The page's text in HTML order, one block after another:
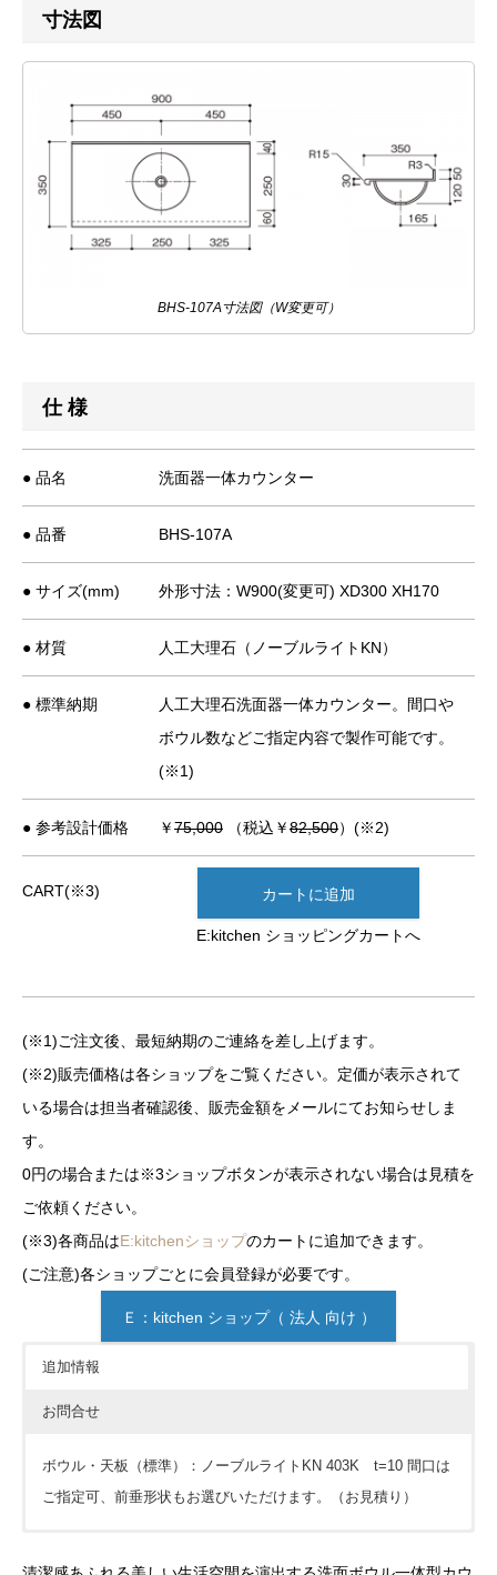
寸法図
BHS-107A寸法図（W変更可）
仕 様
● 品名 洗面器一体カウンター
● 品番 BHS-107A
● サイズ(mm) 外形寸法：W900(変更可) XD300 XH170
● 材質 人工大理石（ノーブルライトKN）
● 標準納期
人工大理石洗面器一体カウンター。間口や
ボウル数などご指定内容で製作可能です。
(※1)
● 参考設計価格 ￥75,000 （税込￥82,500）(※2)
CART(※3) カートに追加
E:kitchen ショッピングカートへ
(※1)ご注文後、最短納期のご連絡を差し上げます。
(※2)販売価格は各ショップをご覧ください。定価が表示されて
いる場合は担当者確認後、販売金額をメールにてお知らせしま
す。
0円の場合または※3ショップボタンが表示されない場合は見積を
ご依頼ください。
(※3)各商品はE:kitchenショップのカートに追加できます。
(ご注意)各ショップごとに会員登録が必要です。
Ｅ：kitchen ショップ（ 法人 向け ）
追加情報
お問合せ
ボウル・天板（標準）：ノーブルライトKN 403K t=10 間口は
ご指定可、前垂形状もお選びいただけます。（お見積り）